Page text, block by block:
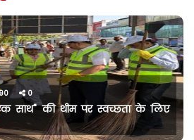
0
साथ" की थीम पर स्वच्छता के लिए